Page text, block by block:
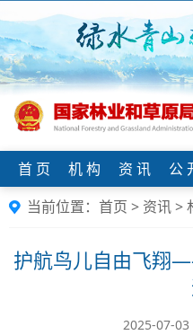
首 页 机 构 资 讯 公
当前位置： 首页 > 资讯>
护航鸟儿自由飞翔
2025-07-